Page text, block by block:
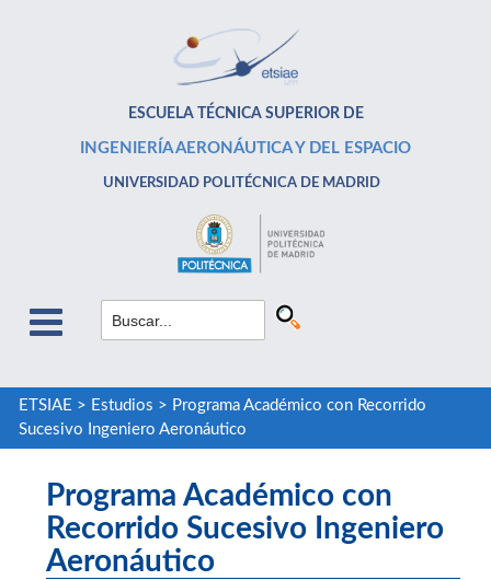
ESCUELA TÉCNICA SUPERIOR DE
INGENIERÍA AERONÁUTICA Y DEL ESPACIO
UNIVERSIDAD POLITÉCNICA DE MADRID
ETSIAE > Estudios > Programa Académico con Recorrido
Sucesivo Ingeniero Aeronáutico
Programa Académico con
Recorrido Sucesivo Ingeniero
Aeronáutico